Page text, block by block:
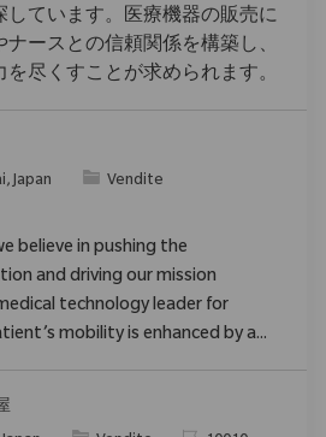
しています。医療機器の販売に
ースとの信頼関係を構築し、
尽くすことが求められます。
Japan Categoria
Vendite
believe in pushing the
and driving our mission
technology leader for
mobility is enhanced by a...